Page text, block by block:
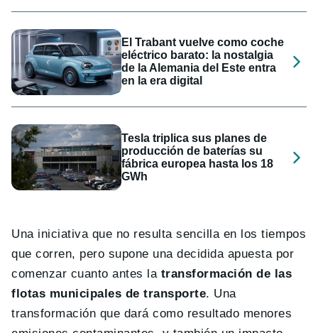
El Trabant vuelve como coche
eléctrico barato: la nostalgia
de la Alemania del Este entra
en la era digital
Tesla triplica sus planes de
producción de baterías su
fábrica europea hasta los 18
GWh
Una iniciativa que no resulta sencilla en los tiempos
que corren, pero supone una decidida apuesta por
comenzar cuanto antes la transformación de las
flotas municipales de transporte. Una
transformación que dará como resultado menores